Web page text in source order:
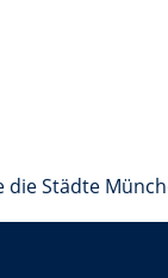
Städte